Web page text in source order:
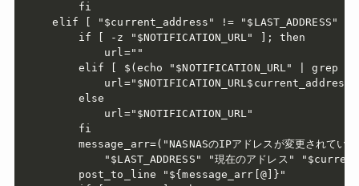
    fi
elif [ "$current_address" != "$LAST_ADDRESS"
    if [ -z "$NOTIFICATION_URL" ]; then
        url=""
elif [ $(echo "$NOTIFICATION_URL" | grep -
        url="$NOTIFICATION_URL$current_address"
    else
        url="$NOTIFICATION_URL"
    fi
message_arr=("NASNASのIPアドレスが変更されてい
"$LAST_ADDRESS" "現在のアドレス"
    post_to_line "${message_arr[@]}"